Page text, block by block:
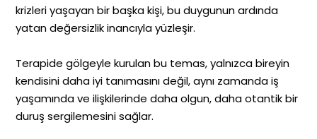
krizleri yaşayan bir başka kişi, bu duygunun ardında
yatan değersizlik inancıyla yüzleşir.
Terapide gölgeyle kurulan bu temas, yalnızca bireyin
kendisini daha iyi tanımasını değil, aynı zamanda iş
yaşamında ve ilişkilerinde daha olgun, daha otantik bir
duruş sergilemesini sağlar.